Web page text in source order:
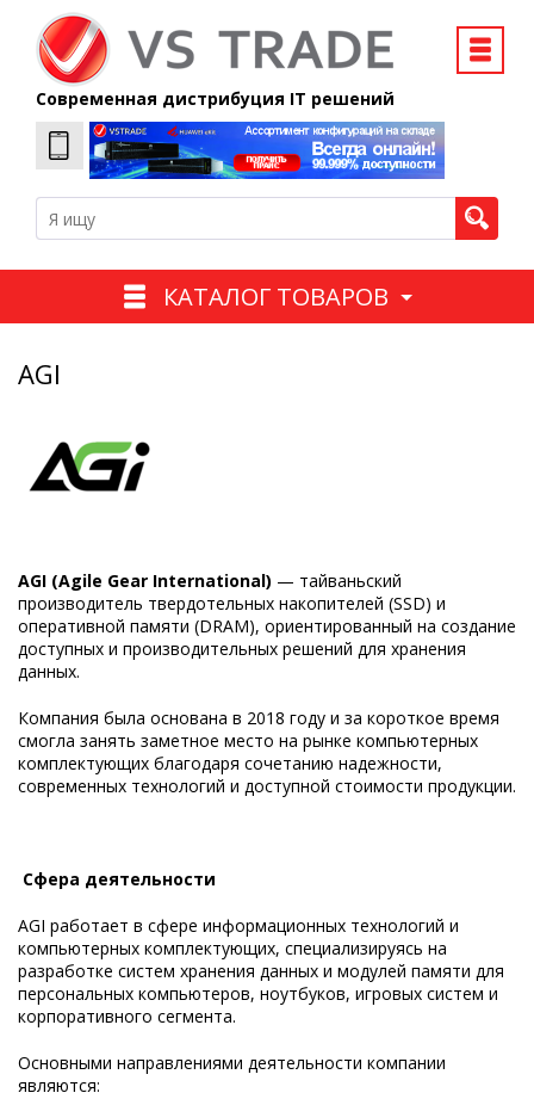
Современная дистрибуция IT решений
КАТАЛОГ ТОВАРОВ
AGI
AGI (Agile Gear International)⁠ — тайваньский
производитель твердотельных накопителей (SSD) и
оперативной памяти (DRAM), ориентированный на создание
доступных и производительных решений для хранения
данных.
Компания была основана в 2018 году и за короткое время
смогла занять заметное место на рынке компьютерных
комплектующих благодаря сочетанию надежности,
современных технологий и доступной стоимости продукции.
Сфера деятельности
AGI работает в сфере информационных технологий и
компьютерных комплектующих, специализируясь на
разработке систем хранения данных и модулей памяти для
персональных компьютеров, ноутбуков, игровых систем и
корпоративного сегмента.
Основными направлениями деятельности компании
являются: